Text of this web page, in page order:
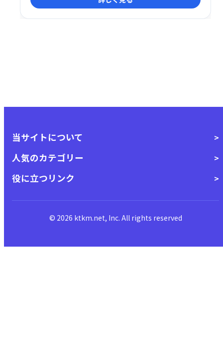
当サイトについて
人気のカテゴリー
役に立つリンク
© 2026 ktkm.net, Inc. All rights reserved